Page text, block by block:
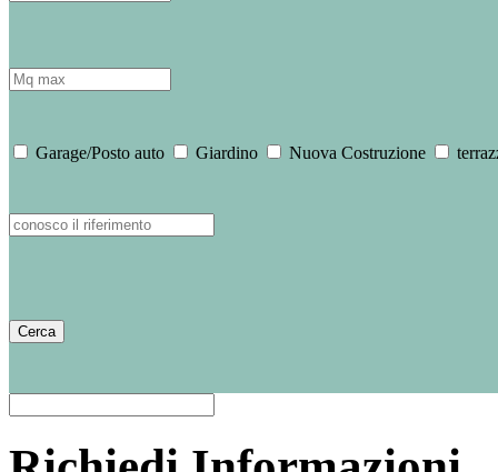
Garage/Posto auto Giardino Nuova Costruzione